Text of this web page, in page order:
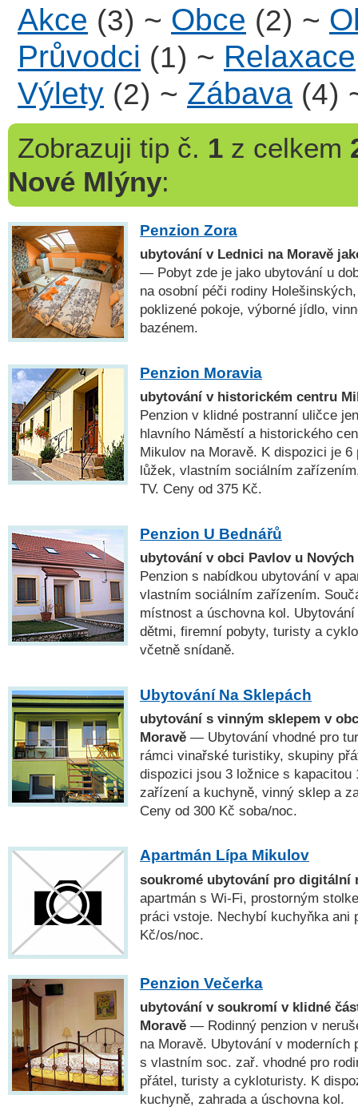
Akce (3) ~ Obce (2) ~
Průvodci (1) ~ Relaxace
Výlety (2) ~ Zábava (4)
Zobrazuji tip č. 1z celkem
Nové Mlýny:
Penzion Zora
ubytování v Lednici na Moravě
— Pobyt zde je jako ubytování u
na osobní péči rodiny
poklizené pokoje, výborné jídlo,
bazénem.
Penzion Moravia
ubytování v historickém centru
Penzion v klidné postranní uličce
hlavního Náměstí a historického
Mikulov na Moravě. K dispozici je 6
lůžek, vlastním sociálním
TV. Ceny od 375 Kč.
Penzion U Bednářů
ubytování v obci Pavlov u Nových
Penzion s nabídkou ubytování v
vlastním sociálním zařízením.
místnost a úschovna kol.
dětmi, firemní pobyty, turisty a
včetně snídaně.
Ubytování Na Sklepách
ubytování s vinným sklepem v
Moravě — Ubytování vhodné pro
rámci vinařské turistiky, skupiny
dispozici jsou 3 ložnice s
zařízení a kuchyně, vinný sklep a
Ceny od 300 Kč soba/noc.
Apartmán Lípa Mikulov
soukromé ubytování pro digitální
apartmán s Wi-Fi, prostorným
práci vstoje. Nechybí kuchyňka ani
Kč/os/noc.
Penzion Večerka
ubytování v soukromí v klidné
Moravě — Rodinný penzion v
na Moravě. Ubytování v moderních
s vlastním soc. zař. vhodné pro
přátel, turisty a cykloturisty. K
kuchyně, zahrada a úschovna kol.